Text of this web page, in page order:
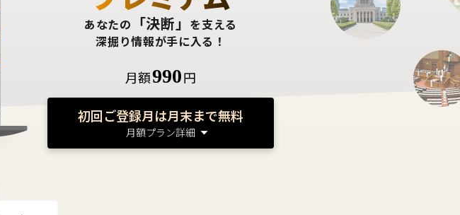
あなたの 「決断」 を支える
深掘り情報が手に入る！
月額990円
初回ご登録月は月末まで無料
月額プラン詳細